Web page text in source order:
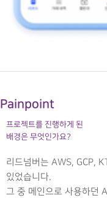
Painpoint
프로젝트를 진행하게 된
배경은 무엇인가요?
리드넘버는 AWS, GCP,
있었습니다.
그 중 메인으로 사용하던